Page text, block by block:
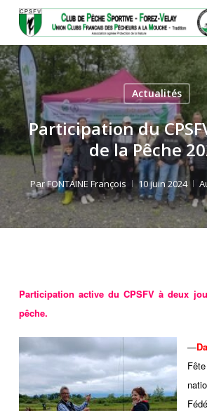
Panneau de gestion des cookies
main
content
Actualités
Participation du
de la Pêche
ParFONTAINE François 10 juin 2024
Participation active du CPSFV à deux
pêche.
—